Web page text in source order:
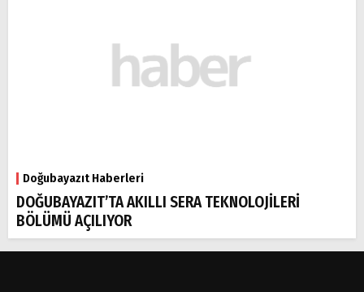
Doğubayazıt Haberleri
DOĞUBAYAZIT’TA AKILLI SERA TEKNOLOJİLERİ
BÖLÜMÜ AÇILIYOR